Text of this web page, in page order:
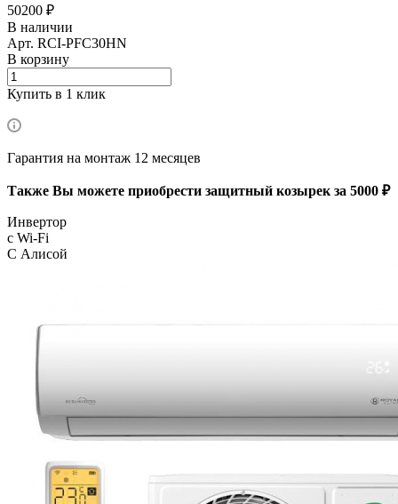
50200 ₽
В наличии
Арт. RCI-PFC30HN
В корзину
Купить в 1 клик
Гарантия на монтаж 12 месяцев
Также Вы можете приобрести защитный козырек за 5000 ₽
Инвертор
с Wi-Fi
С Алисой